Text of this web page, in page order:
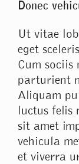
Donec
Ut vitae
eget
Cum sociis
parturient
Aliquam
luctus felis
sit amet
vehicula
et viverra